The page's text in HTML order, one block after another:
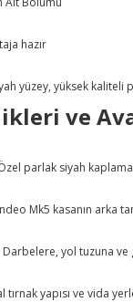
hazır
yüzey, yüksek kaliteli
ve
parlak siyah
Mk5 kasanın arka
Darbelere, yol tuzuna ve
tırnak yapısı ve vida